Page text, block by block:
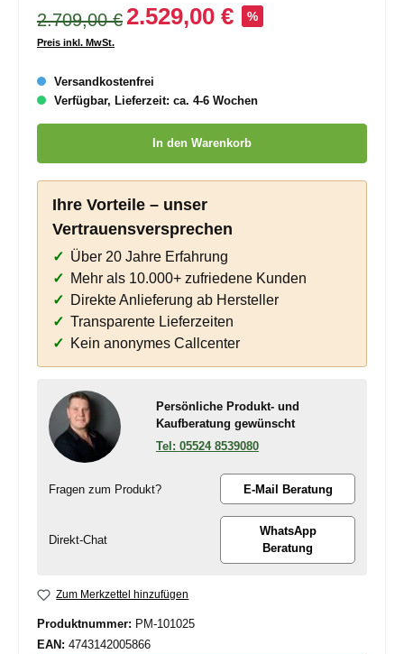
2.709,00 € 2.529,00 € %
Preis inkl. MwSt.
Versandkostenfrei
Verfügbar, Lieferzeit: ca. 4-6 Wochen
In den Warenkorb
Ihre Vorteile – unser
Vertrauensversprechen
Über 20 Jahre Erfahrung
Mehr als 10.000+ zufriedene Kunden
Direkte Anlieferung ab Hersteller
Transparente Lieferzeiten
Kein anonymes Callcenter
Persönliche Produkt- und
Kaufberatung gewünscht
05524 8539080
Fragen zum Produkt? E-Mail Beratung
Direkt-Chat
WhatsApp
Beratung
Zum Merkzettel hinzufügen
Produktnummer: PM-101025
EAN: 4743142005866